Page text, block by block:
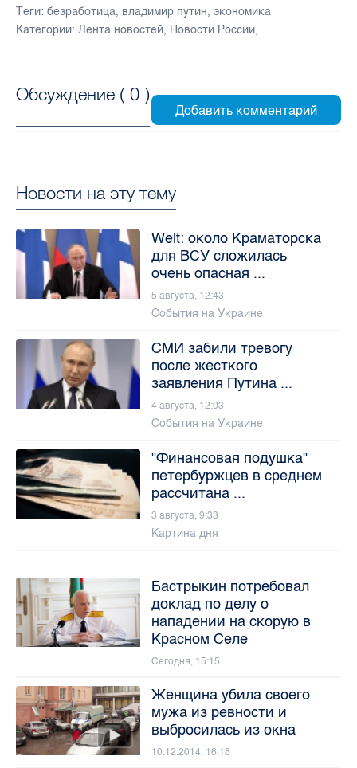
Теги: безработица, владимир путин, экономика
Категории: Лента новостей, Новости России,
Обсуждение ( 0 )
Новости на эту тему
Welt: около Краматорска
для ВСУ сложилась
очень опасная ...
5 августа, 12:43
События на Украине
СМИ забили тревогу
после жесткого
заявления Путина ...
4 августа, 12:03
События на Украине
"Финансовая подушка"
петербуржцев в среднем
рассчитана ...
3 августа, 9:33
Картина дня
Бастрыкин потребовал
доклад по делу о
нападении на скорую в
Красном Селе
Сегодня, 15:15
Женщина убила своего
мужа из ревности и
выбросилась из окна
10.12.2014, 16:18